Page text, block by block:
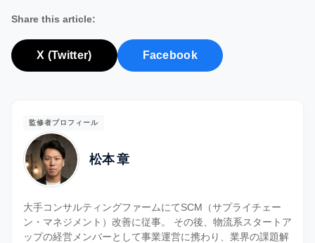
Share this article:
X (Twitter) Facebook
監修者プロフィール
松本 章
大手コンサルティングファームにてSCM（サプライチェー
ン・マネジメント）改善に従事。 その後、物流系スタートア
ップの経営メンバーとして事業運営に携わり、業界の課題解